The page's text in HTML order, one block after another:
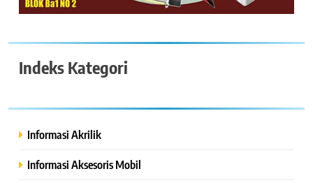
Indeks Kategori
Informasi Akrilik
Informasi Aksesoris Mobil